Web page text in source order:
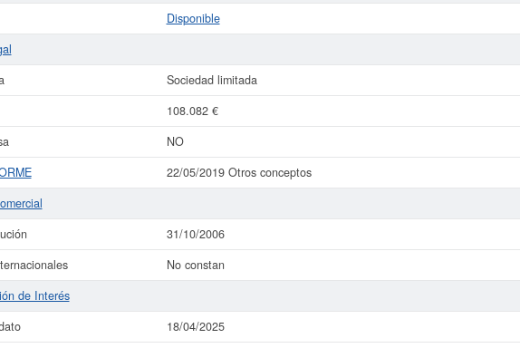
Disponible
Sociedad limitada
108.082 €
NO
22/05/2019 Otros conceptos
31/10/2006
No constan
de Interés
18/04/2025